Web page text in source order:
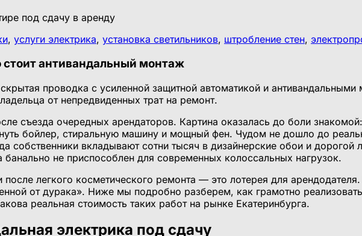
, услуги электрика, установка светильников, штробление стен,
стоит антивандальный монтаж
проводка с усиленной защитной автоматикой и антивандальными
от непредвиденных трат на ремонт.
съезда очередных арендаторов. Картина оказалась до боли
бойлер, стиральную машину и мощный фен. Чудом не дошло до
собственники вкладывают сотни тысяч в дизайнерские обои и дорогой
не приспособлен для современных колоссальных нагрузок.
легкого косметического ремонта — это лотерея для
от дурака». Ниже мы подробно разберем, как грамотно
реальная стоимость таких работ на рынке Екатеринбурга.
электрика под сдачу